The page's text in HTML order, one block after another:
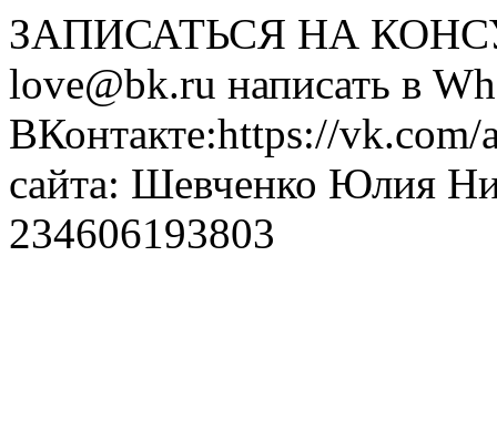
ЗАПИСАТЬСЯ НА
love@bk.ru написать в
ВКонтакте:https://
сайта: Шевченко Юлия
234606193803